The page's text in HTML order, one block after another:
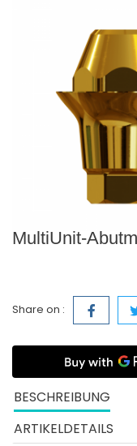
MultiUnit-
Share on :
BESCHREIBUNG
ARTIKELDETAILS